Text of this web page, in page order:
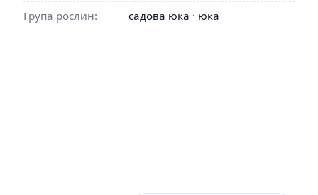
Група рослин:
садова юка · юка